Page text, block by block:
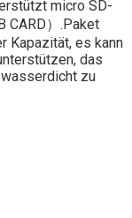
micro SD-
CARD）.Paket
Kapazität, es kann
das
zu